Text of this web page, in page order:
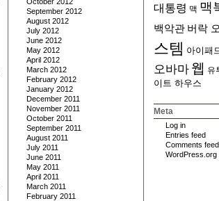
September 2012
August 2012
July 2012
June 2012
May 2012
April 2012
March 2012
February 2012
January 2012
December 2011
November 2011
October 2011
September 2011
August 2011
July 2011
June 2011
May 2011
April 2011
March 2011
February 2011
대통령 맥 맥
백악관 버락
스템 아이패
오바마 웹 유
이트 하우스
Meta
Log in
Entries feed
Comments feed
WordPress.org